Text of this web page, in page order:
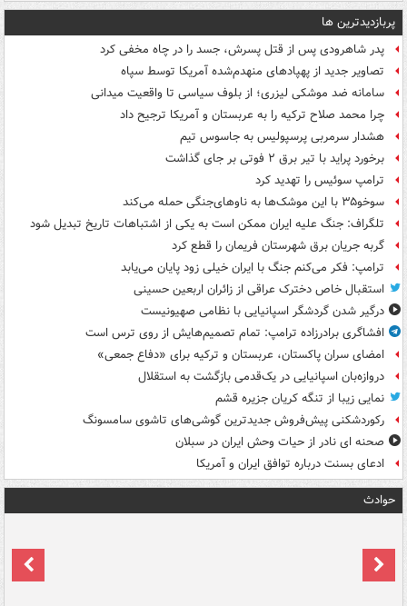
پربازدیدترین ها
پدر شاهرودی پس از قتل پسرش، جسد را در چاه مخفی کرد
تصاویر جدید از پهپادهای منهدم‌شده آمریکا توسط سپاه
سامانه ضد موشکی لیزری؛ از بلوف سیاسی تا واقعیت میدانی
چرا محمد صلاح ترکیه را به عربستان و آمریکا ترجیح داد
هشدار سرمربی پرسپولیس به جاسوس تیم
برخورد پراید با تیر برق ۲ فوتی بر جای گذاشت
ترامپ سوئیس را تهدید کرد
سوخو۳۵ با این موشک‌ها به ناوهای‌جنگی حمله می‌کند
تلگراف: جنگ علیه ایران ممکن است به یکی از اشتباهات تاریخ تبدیل شود
گربه جریان برق شهرستان فریمان را قطع کرد
ترامپ: فکر می‌کنم جنگ با ایران خیلی زود پایان می‌یابد
استقبال خاص دخترک عراقی از زائران اربعین حسینی
درگیر شدن گردشگر اسپانیایی با نظامی صهیونیست
افشاگری برادرزاده ترامپ: تمام تصمیم‌هایش از روی ترس است
امضای سران پاکستان، عربستان و ترکیه برای «دفاع جمعی»
دروازه‌بان اسپانیایی در یک‌قدمی بازگشت به استقلال
نمایی زیبا از تنگه کریان جزیره قشم
رکوردشکنی پیش‌فروش جدیدترین گوشی‌های تاشوی سامسونگ
صحنه ای نادر از حیات وحش ایران در سبلان
ادعای بسنت درباره توافق ایران و آمریکا
حوادث